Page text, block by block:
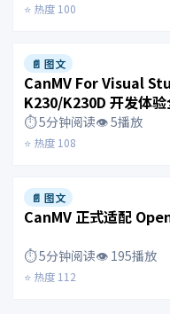
⭐ 热度 100
📄 图文
CanMV For Visual
K230/K230D 开发体
⏱️ 5分钟阅读👁️ 5播放
⭐ 热度 108
📄 图文
CanMV 正式适配
⏱️ 5分钟阅读👁️ 195播放
⭐ 热度 112